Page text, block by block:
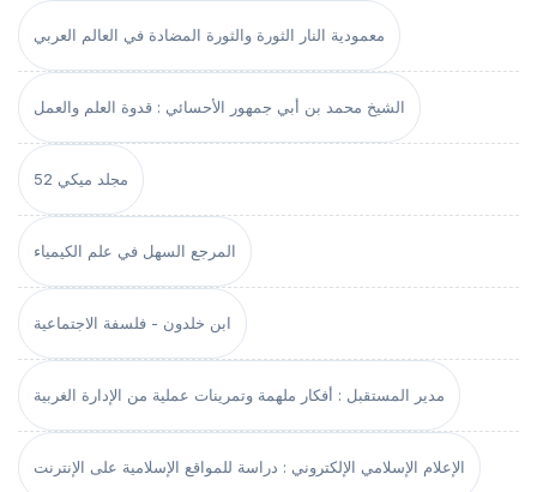
معمودية النار الثورة والثورة المضادة في العالم العربي
الشيخ محمد بن أبي جمهور الأحسائي : قدوة العلم والعمل
مجلد ميكي 52
المرجع السهل في علم الكيمياء
ابن خلدون - فلسفة الاجتماعية
مدير المستقبل : أفكار ملهمة وتمرينات عملية من الإدارة الغربية
الإعلام الإسلامي الإلكتروني : دراسة للمواقع الإسلامية على الإنترنت